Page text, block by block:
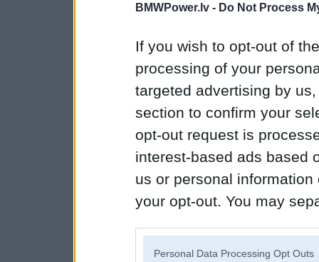
BMWPower.lv - Do Not Process
If you wish to opt-out of
processing of your
targeted advertising by
section to confirm your
opt-out request is
interest-based ads based
us or personal
your opt-out. You may
Personal Data Processing Opt Outs